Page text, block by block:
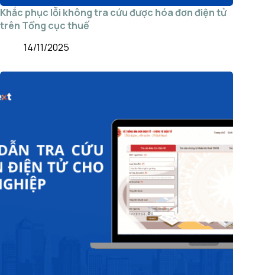
Khắc phục lỗi không tra cứu được hóa đơn điện tử
trên Tổng cục thuế
14/11/2025